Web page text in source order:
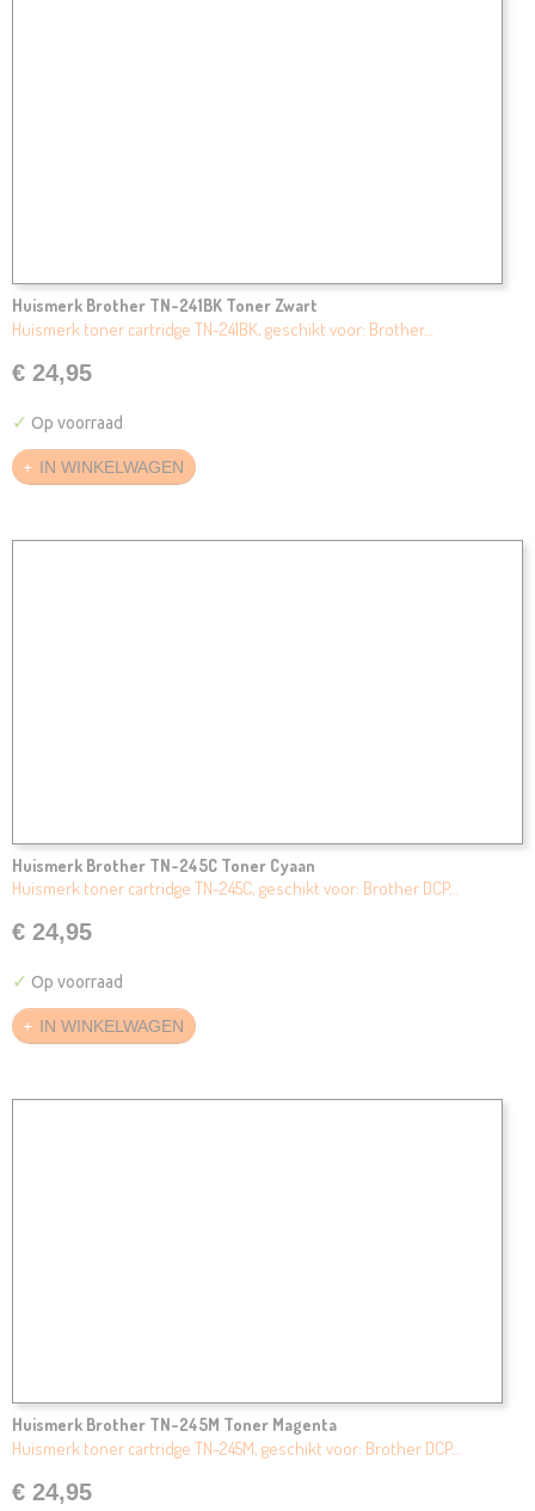
Huismerk Brother TN-241BK Toner Zwart
Huismerk toner cartridge TN-241BK, geschikt voor: Brother…
€ 24,95
✓ Op voorraad
IN WINKELWAGEN
Huismerk Brother TN-245C Toner Cyaan
Huismerk toner cartridge TN-245C, geschikt voor: Brother DCP…
€ 24,95
✓ Op voorraad
IN WINKELWAGEN
Huismerk Brother TN-245M Toner Magenta
Huismerk toner cartridge TN-245M, geschikt voor: Brother DCP…
€ 24,95